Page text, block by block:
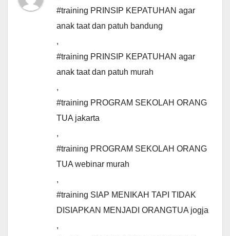
#training PRINSIP KEPATUHAN agar
anak taat dan patuh bandung
,
#training PRINSIP KEPATUHAN agar
anak taat dan patuh murah
,
#training PROGRAM SEKOLAH ORANG
TUA jakarta
,
#training PROGRAM SEKOLAH ORANG
TUA webinar murah
,
#training SIAP MENIKAH TAPI TIDAK
DISIAPKAN MENJADI ORANGTUA jogja
,